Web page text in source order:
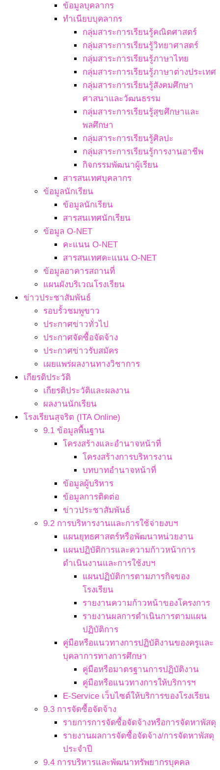
ข้อมูลบุคลากร
ทำเนียบบุคลากร
กลุ่มสาระการเรียนรู้คณิตศาสตร์
กลุ่มสาระการเรียนรู้วิทยาศาสตร์
กลุ่มสาระการเรียนรู้ภาษาไทย
กลุ่มสาระการเรียนรู้ภาษาต่างประเทศ
กลุ่มสาระการเรียนรู้สังคมศึกษา
ศาสนาและวัฒนธรรม
กลุ่มสาระการเรียนรู้สุขศึกษาและ
พลศึกษา
กลุ่มสาระการเรียนรู้ศิลปะ
กลุ่มสาระการเรียนรู้การงานอาชีพ
กิจกรรมพัฒนาผู้เรียน
สารสนเทศบุคลากร
ข้อมูลนักเรียน
ข้อมูลนักเรียน
สารสนเทศนักเรียน
ข้อมูล O-NET
คะแนน O-NET
สารสนเทศคะแนน O-NET
ข้อมูลอาคารสถานที่
แผนผังบริเวณโรงเรียน
ข่าวประชาสัมพันธ์
รอบรั้วชมพูขาว
ประกาศข่าวทั่วไป
ประกาศจัดซื้อจัดจ้าง
ประกาศข่าวรับสมัคร
เผยแพร่ผลงานทางวิชาการ
เกียรติประวัติ
เกียรติประวัติและผลงาน
ผลงานนักเรียน
โรงเรียนสุจริต (ITA Online)
9.1 ข้อมูลพื้นฐาน
โครงสร้างและอำนาจหน้าที่
โครงสร้างการบริหารงาน
บทบาทอำนาจหน้าที่
ข้อมูลผู้บริหาร
ข้อมูลการติดต่อ
ข่าวประชาสัมพันธ์
9.2 การบริหารงานและการใช้จ่ายงบฯ
แผนยุทธศาสตร์หรือพัฒนาหน่วยงาน
แผนปฏิบัติการและความก้าวหน้าการ
ดำเนินงานและการใช้งบฯ
แผนปฏิบัติการตามภารกิจของ
โรงเรียน
รายงานความก้าวหน้าของโครงการ
รายงานผลการดำเนินการตามแผน
ปฏิบัติการ
คู่มือหรือแนวทางการปฏิบัติงานของครูและ
บุคลาการทางการศึกษา
คู่มือหรือมาตรฐานการปฏิบัติงาน
คู่มือหรือแนวทางการให้บริการฯ
E-Service เว็บไซต์ให้บริการของโรงเรียน
9.3 การจัดซื้อจัดจ้าง
รายการการจัดซื้อจัดจ้างหรือการจัดหาพัสดุ
รายงานผลการจัดซื้อจัดจ้าง/การจัดหาพัสดุ
ประจำปี
9.4 การบริหารและพัฒนาทรัพยากรบุคคล